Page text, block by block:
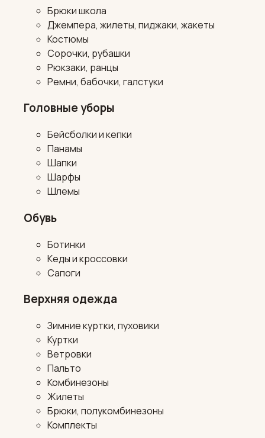
Брюки школа
Джемпера, жилеты, пиджаки, жакеты
Костюмы
Сорочки, рубашки
Рюкзаки, ранцы
Ремни, бабочки, галстуки
Головные уборы
Бейсболки и кепки
Панамы
Шапки
Шарфы
Шлемы
Обувь
Ботинки
Кеды и кроссовки
Сапоги
Верхняя одежда
Зимние куртки, пуховики
Куртки
Ветровки
Пальто
Комбинезоны
Жилеты
Брюки, полукомбинезоны
Комплекты